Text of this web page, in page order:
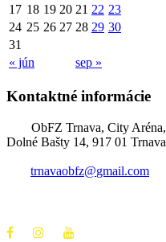
« jún sep »
17 18 19 20 21 22 23
24 25 26 27 28 29 30
31
Kontaktné informácie
ObFZ Trnava, City Aréna,
Dolné Bašty 14, 917 01 Trnava
trnavaobfz@gmail.com